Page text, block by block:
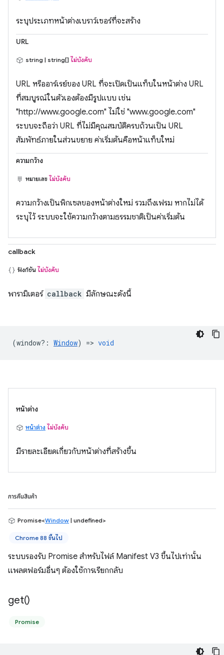
ระบุประเภทหน้าต่างเบราว์เซอร์ที่จะสร้าง
URL
string | string[] ไม่บังคับ
URL หรืออาร์เรย์ของ URL ที่จะเปิดเป็นแท็บในหน้าต่าง URL
ที่สมบูรณ์ในตัวเองต้องมีรูปแบบ เช่น
"http://www.google.com" ไม่ใช่ "www.google.com"
ระบบจะถือว่า URL ที่ไม่มีคุณสมบัติครบถ้วนเป็น URL
สัมพัทธ์ภายในส่วนขยาย ค่าเริ่มต้นคือหน้าแท็บใหม่
ความกว้าง
หมายเลข ไม่บังคับ
ความกว้างเป็นพิกเซลของหน้าต่างใหม่ รวมถึงเฟรม หากไม่ได้
ระบุไว้ ระบบจะใช้ความกว้างตามธรรมชาติเป็นค่าเริ่มต้น
callback
ฟังก์ชัน ไม่บังคับ
พารามิเตอร์ callback มีลักษณะดังนี้
(window? : Window) => void
หน้าต่าง
หน้าต่าง ไม่บังคับ
มีรายละเอียดเกี่ยวกับหน้าต่างที่สร้างขึ้น
การคืนสินค้า
Promise<Window | undefined>
Chrome 88 ขึ้นไป
ระบบรองรับ Promise สำหรับไฟล์ Manifest V3 ขึ้นไปเท่านั้น
แพลตฟอร์มอื่นๆ ต้องใช้การเรียกกลับ
get()
Promise